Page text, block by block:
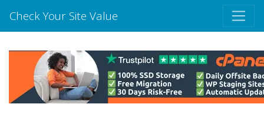
Check Your Site Value